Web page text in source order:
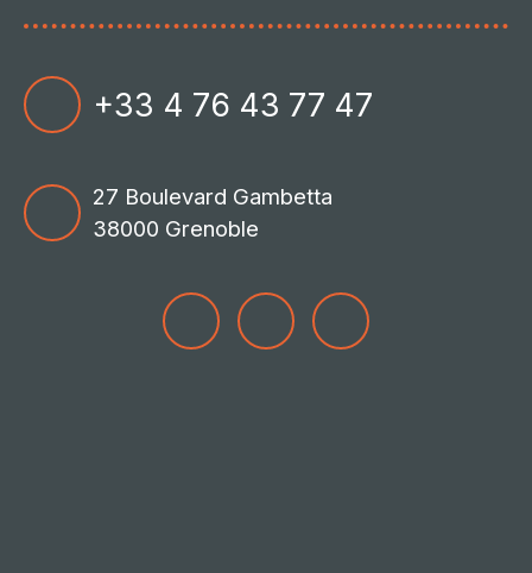
+33 4 76 43 77 47
27 Boulevard Gambetta
38000 Grenoble